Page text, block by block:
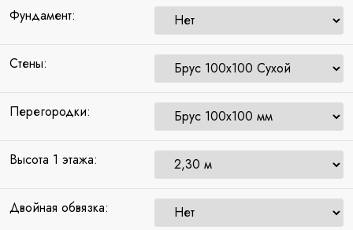
Фундамент:
Стены:
Перегородки:
Высота 1 этажа:
Двойная обвязка: